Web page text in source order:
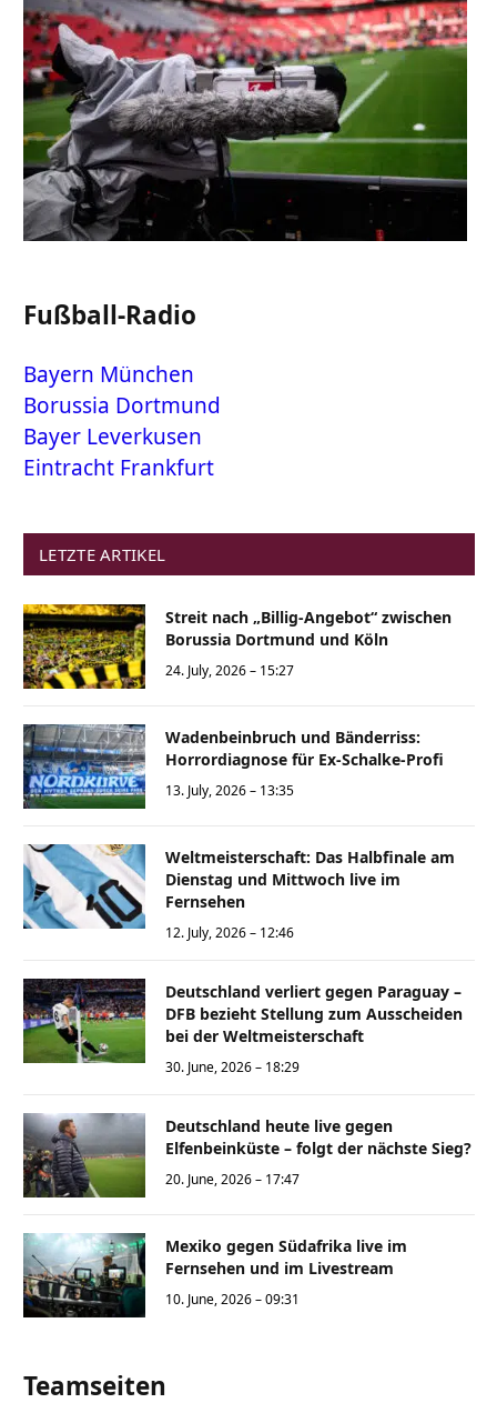
Fußball-Radio
Bayern München
Borussia Dortmund
Bayer Leverkusen
Eintracht Frankfurt
LETZTE ARTIKEL
Streit nach „Billig-Angebot“ zwischen
Borussia Dortmund und Köln
24. July, 2026 – 15:27
Wadenbeinbruch und Bänderriss:
Horrordiagnose für Ex-Schalke-Profi
13. July, 2026 – 13:35
Weltmeisterschaft: Das Halbfinale am
Dienstag und Mittwoch live im
Fernsehen
12. July, 2026 – 12:46
Deutschland verliert gegen Paraguay –
DFB bezieht Stellung zum Ausscheiden
bei der Weltmeisterschaft
30. June, 2026 – 18:29
Deutschland heute live gegen
Elfenbeinküste – folgt der nächste Sieg?
20. June, 2026 – 17:47
Mexiko gegen Südafrika live im
Fernsehen und im Livestream
10. June, 2026 – 09:31
Teamseiten